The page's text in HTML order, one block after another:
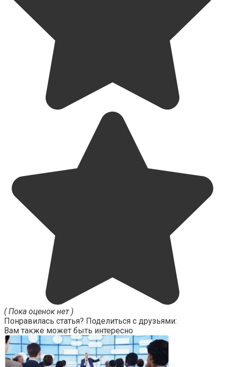
( Пока оценок нет )
Понравилась статья? Поделиться с друзьями:
Вам также может быть интересно